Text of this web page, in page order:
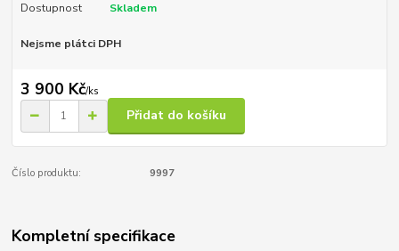
Dostupnost Skladem
Nejsme plátci DPH
3 900 Kč/ks
Přidat do košíku
Číslo produktu: 9997
Kompletní specifikace